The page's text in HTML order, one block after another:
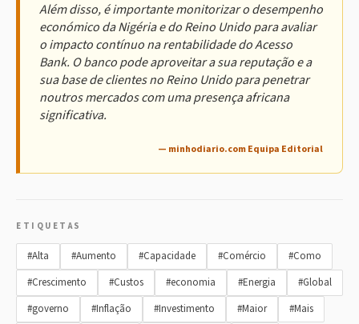
Além disso, é importante monitorizar o desempenho
económico da Nigéria e do Reino Unido para avaliar
o impacto contínuo na rentabilidade do Acesso
Bank. O banco pode aproveitar a sua reputação e a
sua base de clientes no Reino Unido para penetrar
noutros mercados com uma presença africana
significativa.
— minhodiario.com Equipa Editorial
ETIQUETAS
#Alta #Aumento #Capacidade #Comércio
#Como
#Crescimento
#Custos #economia #Energia
#Global
#governo
#Inflação #Investimento #Maior
#Mais